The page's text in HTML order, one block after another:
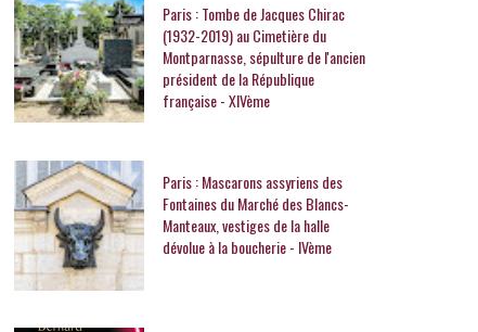
Paris : Tombe de Jacques Chirac
(1932-2019) au Cimetière du
Montparnasse, sépulture de l'ancien
président de la République
française - XIVème
Paris : Mascarons assyriens des
Fontaines du Marché des Blancs-
Manteaux, vestiges de la halle
dévolue à la boucherie - IVème